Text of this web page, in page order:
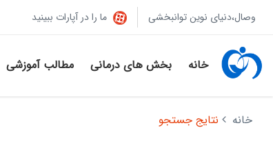
وصال،دنیای نوین توانبخشی ما را در آپارات ببینید
خانه بخش های درمانی مطالب آموزشی
خانه نتایج جستجو